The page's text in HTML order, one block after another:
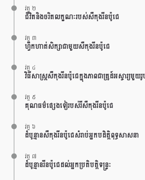
វគ្គ ២
ជីវិតនិងចរិតលក្ខណៈរបស់សឺកុងរីនប៉ូជេ
វគ្គ ៣
ហ្វឹកហាត់សិក្សាជាមួយសឺកុងរីនប៉ូជេ
វគ្គ ៤
វិធីសាស្រ្តសឺកុងរីនប៉ូជេក្នុងភាពជាគ្រូដ៍អស្ចារ្យមួយ
វគ្គ ៥
គុណធម៌ផ្សេងទៀរបស់រីសឺកុងរីនប៉ូជេ
វគ្គ ៦
ដំបូន្មានសឺកុងរីនប៉ូជេសំរាប់អ្នកបដិត្តិពុទ្ធសាសនា
វគ្គ ៧
ដំបូន្មានរីនប៉ូជេដល់អ្នកប្រតិបត្តិទន្រ្ទៈ